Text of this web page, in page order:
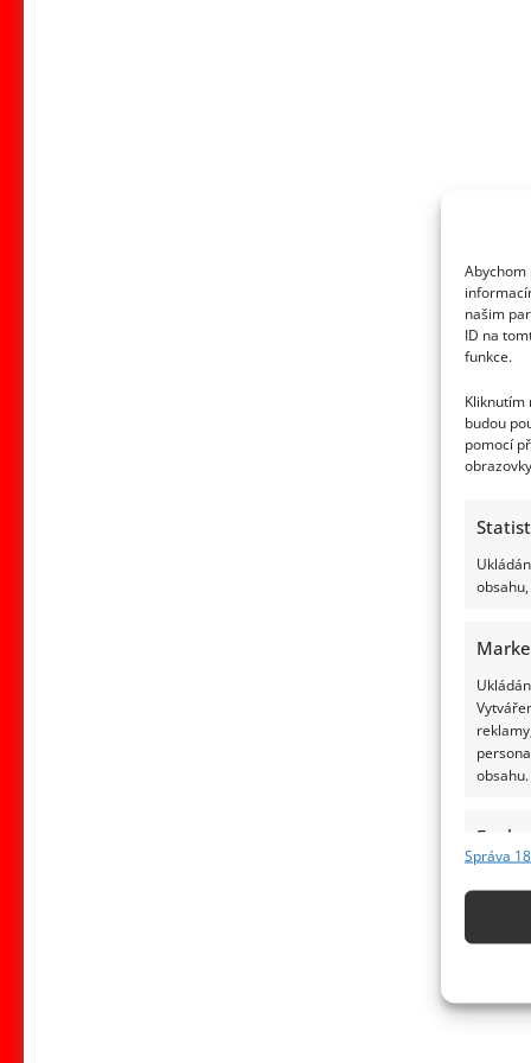
Abychom
našim
ID na
funkce.
Kliknutím
budou
pomocí
obsahu.
Funkce
Správa